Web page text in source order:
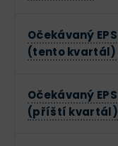
Očekávaný EPS
(tento kvartál)
Očekávaný EPS
(příští kvartál)